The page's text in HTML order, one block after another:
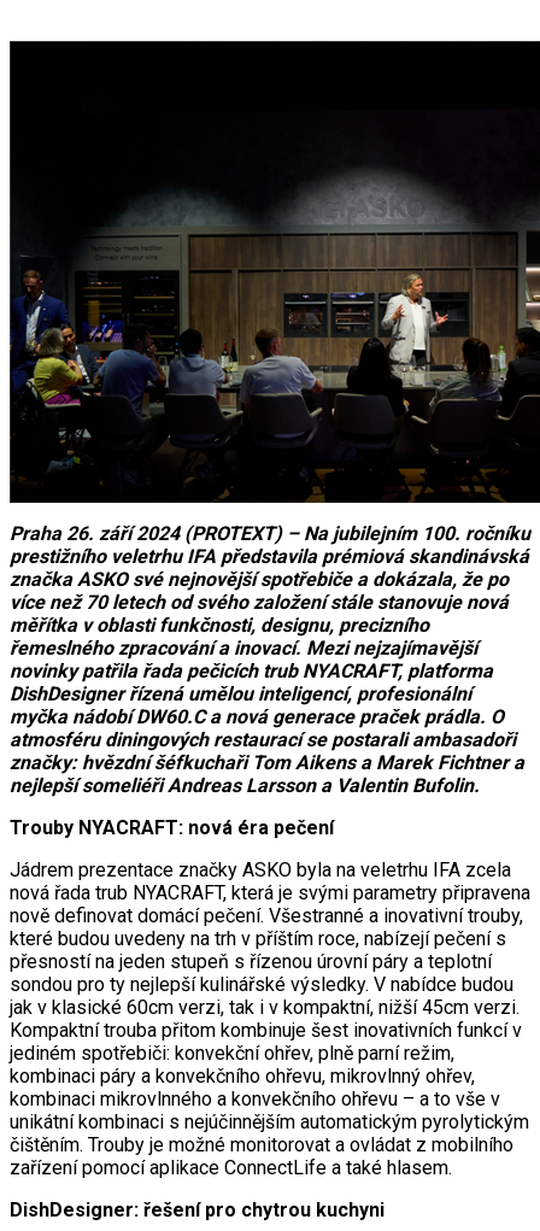
Praha 26. září 2024 (PROTEXT) – Na jubilejním 100. ročníku
prestižního veletrhu IFA představila prémiová skandinávská
značka ASKO své nejnovější spotřebiče a dokázala, že po
více než 70 letech od svého založení stále stanovuje nová
měřítka v oblasti funkčnosti, designu, precizního
řemeslného zpracování a inovací. Mezi nejzajímavější
novinky patřila řada pečicích trub NYACRAFT, platforma
DishDesigner řízená umělou inteligencí, profesionální
myčka nádobí DW60.C a nová generace praček prádla. O
atmosféru diningových restaurací se postarali ambasadoři
značky: hvězdní šéfkuchaři Tom Aikens a Marek Fichtner a
nejlepší someliéři Andreas Larsson a Valentin Bufolin.
Trouby NYACRAFT: nová éra pečení
Jádrem prezentace značky ASKO byla na veletrhu IFA zcela
nová řada trub NYACRAFT, která je svými parametry připravena
nově definovat domácí pečení. Všestranné a inovativní trouby,
které budou uvedeny na trh v příštím roce, nabízejí pečení s
přesností na jeden stupeň s řízenou úrovní páry a teplotní
sondou pro ty nejlepší kulinářské výsledky. V nabídce budou
jak v klasické 60cm verzi, tak i v kompaktní, nižší 45cm verzi.
Kompaktní trouba přitom kombinuje šest inovativních funkcí v
jediném spotřebiči: konvekční ohřev, plně parní režim,
kombinaci páry a konvekčního ohřevu, mikrovlnný ohřev,
kombinaci mikrovlnného a konvekčního ohřevu – a to vše v
unikátní kombinaci s nejúčinnějším automatickým pyrolytickým
čištěním. Trouby je možné monitorovat a ovládat z mobilního
zařízení pomocí aplikace ConnectLife a také hlasem.
DishDesigner: řešení pro chytrou kuchyni